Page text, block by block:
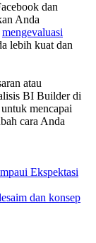
dan
Anda
mengevaluasi
lebih kuat dan
atau
BI Builder di
mencapai
cara Anda
Ekspektasi
dan konsep